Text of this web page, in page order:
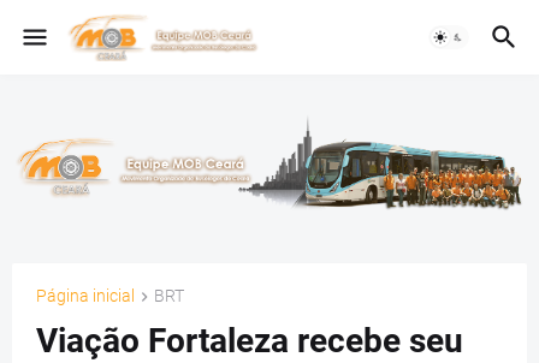
Página inicial BRT
Viação Fortaleza recebe seu